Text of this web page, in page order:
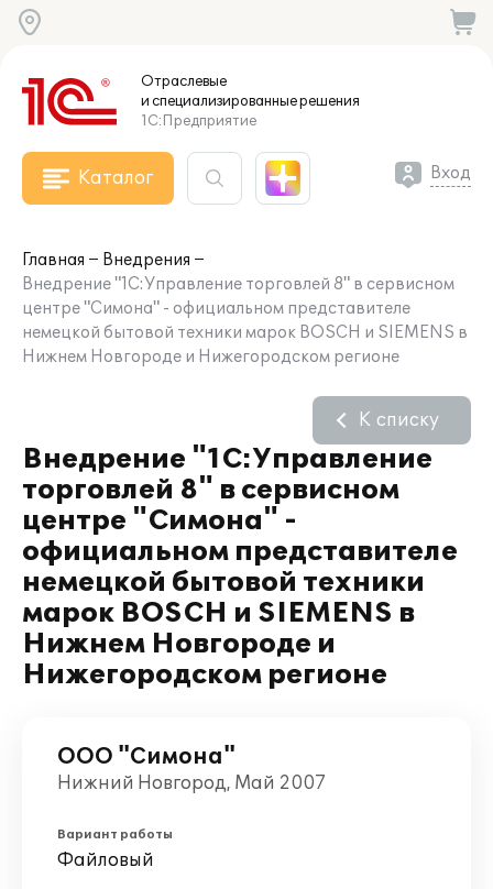
Отраслевые
и специализированныерешения
1С:Предприятие
Каталог Вход
Главная
Внедрения
Внедрение "1С:Управление торговлей 8" в сервисном
центре "Симона" - официальном представителе
немецкой бытовой техники марок BOSCH и SIEMENS в
Нижнем Новгороде и Нижегородском регионе
Внедрение "1С:Управление
торговлей 8" в сервисном
центре "Симона" -
официальном представителе
немецкой бытовой техники
марок BOSCH и SIEMENS в
Нижнем Новгороде и
Нижегородском регионе
К списку
ООО "Симона"
Нижний Новгород, Май 2007
Вариант работы
Файловый